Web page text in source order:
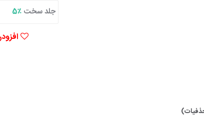
جلد سخت ٪5